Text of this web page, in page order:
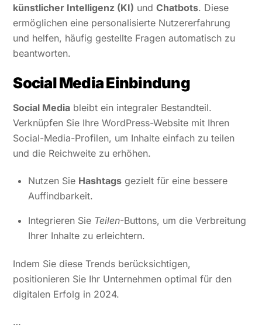
künstlicher Intelligenz (KI) undChatbots. Diese
ermöglichen eine personalisierte Nutzererfahrung
und helfen, häufig gestellte Fragen automatisch zu
beantworten.
Social Media Einbindung
Social Media bleibt ein integraler Bestandteil.
Verknüpfen Sie Ihre WordPress-Website mit Ihren
Social-Media-Profilen, um Inhalte einfach zu teilen
und die Reichweite zu erhöhen.
Nutzen Sie Hashtags gezielt für eine bessere
Auffindbarkeit.
Integrieren Sie Teilen-Buttons, um die Verbreitung
Ihrer Inhalte zu erleichtern.
Indem Sie diese Trends berücksichtigen,
positionieren Sie Ihr Unternehmen optimal für den
digitalen Erfolg in 2024.
…